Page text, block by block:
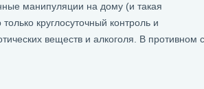
манипуляции на дому (и такая
круглосуточный контроль и
веществ и алкоголя. В противном